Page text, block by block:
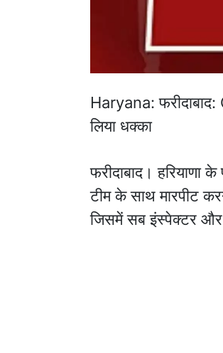
Haryana:
लिया धक्का
फरीदाबाद। हरियाणा
टीम के साथ मारपीट
जिसमें सब इंस्पेक्टर और